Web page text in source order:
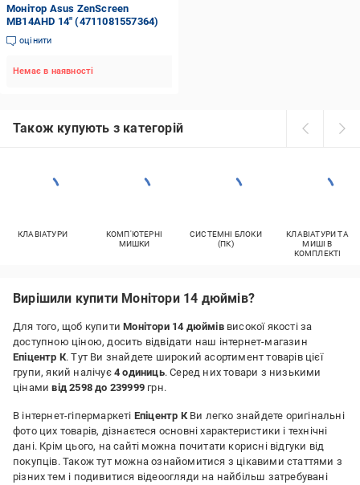
Монітор Asus ZenScreen
MB14AHD 14" (4711081557364)
оцінити
Немає в наявності
Також купують з категорій
КЛАВІАТУРИ
КОМП'ЮТЕРНІ
МИШКИ
СИСТЕМНІ БЛОКИ
(ПК)
КЛАВІАТУРИ ТА
МИШІ В
КОМПЛЕКТІ
Вирішили купити Монітори 14 дюймів?
Для того, щоб купитиМонітори 14 дюйміввисокої якості за
доступною ціною, досить відвідати наш інтернет-магазин
Епіцентр К. Тут Ви знайдете широкий асортимент товарів цієї
групи, який налічує 4 одиниць. Серед них товари з низькими
цінамивід 2598 до 239999 грн.
В інтернет-гіпермаркеті Епіцентр КВи легко знайдете оригінальні
фото цих товарів, дізнаєтеся основні характеристики і технічні
дані. Крім цього, на сайті можна почитати корисні відгуки від
покупців. Також тут можна ознайомитися з цікавими статтями з
різних тем і подивитися відеоогляди на найбільш затребувані